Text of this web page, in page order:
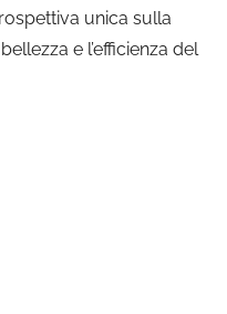
unica sulla
e l’efficienza del